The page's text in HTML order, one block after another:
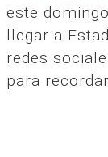
este
llegar a
redes
para